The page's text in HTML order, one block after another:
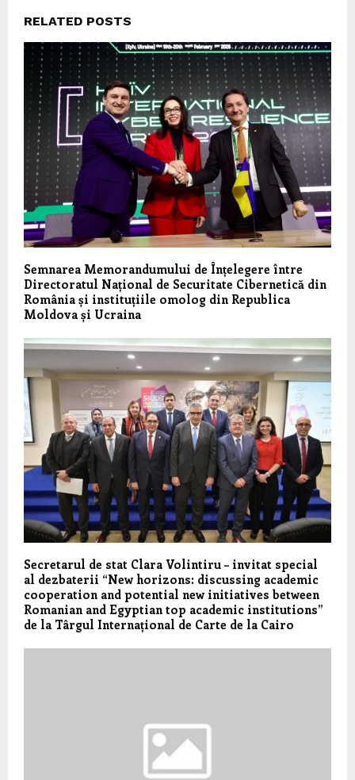
RELATED POSTS
Semnarea Memorandumului de Înțelegere între
Directoratul Național de Securitate Cibernetică din
România și instituțiile omolog din Republica
Moldova și Ucraina
Secretarul de stat Clara Volintiru – invitat special
al dezbaterii “New horizons: discussing academic
cooperation and potential new initiatives between
Romanian and Egyptian top academic institutions”
de la Târgul Internațional de Carte de la Cairo